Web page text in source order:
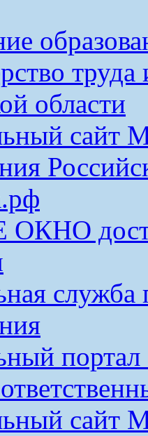
труда
области
сайт
служба
портал
сайт